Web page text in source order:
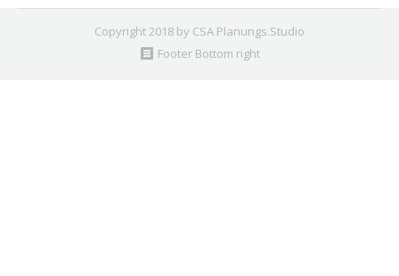
Copyright 2018 by CSA Planungs.Studio
Footer Bottom right